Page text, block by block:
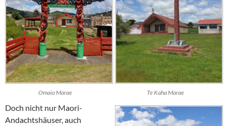
Omaio Marae Te Kaha Marae
Doch nicht nur Maori-
Andachtshäuser, auch